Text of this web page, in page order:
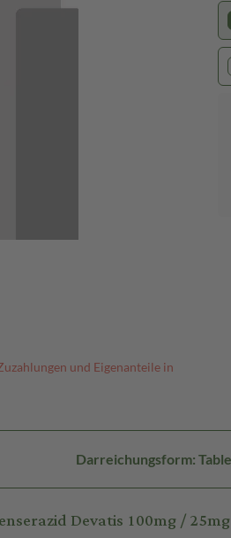
und Eigenanteile in
Darreichungsform:
Devatis 100mg / 25mg